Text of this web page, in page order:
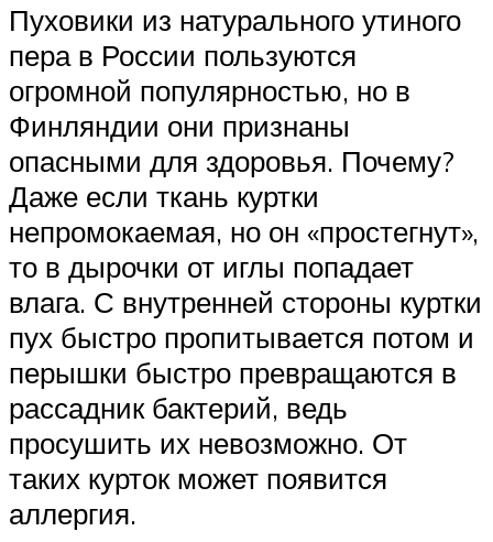
Пуховики из натурального утиного
пера в России пользуются
огромной популярностью, но в
Финляндии они признаны
опасными для здоровья. Почему?
Даже если ткань куртки
непромокаемая, но он «простегнут»,
то в дырочки от иглы попадает
влага. С внутренней стороны куртки
пух быстро пропитывается потом и
перышки быстро превращаются в
рассадник бактерий, ведь
просушить их невозможно. От
таких курток может появится
аллергия.